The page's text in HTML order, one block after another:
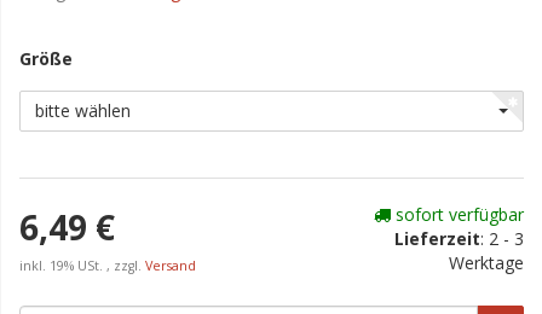
Größe
bitte wählen
6,49 €
inkl. 19% USt. , zzgl. Versand
sofort verfügbar
Lieferzeit: 2 - 3
Werktage